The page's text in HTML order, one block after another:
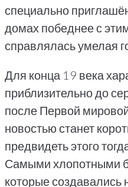
специально
домах победнее с
справлялась умелая
Для конца 19 века
приблизительно до
после Первой
новостью станет
предвидеть этого
Самыми хлопотными
которые создавались